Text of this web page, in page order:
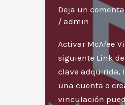
Deja un
/ admin
Activar McAfee
siguiente Link de
clave adquirida,
una cuenta o
vinculación